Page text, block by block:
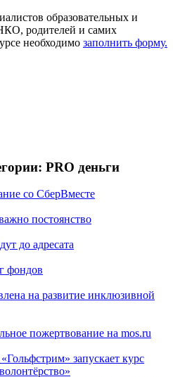
образовательных и
родителей и самих
необходимо заполнить форму.
PRO деньги